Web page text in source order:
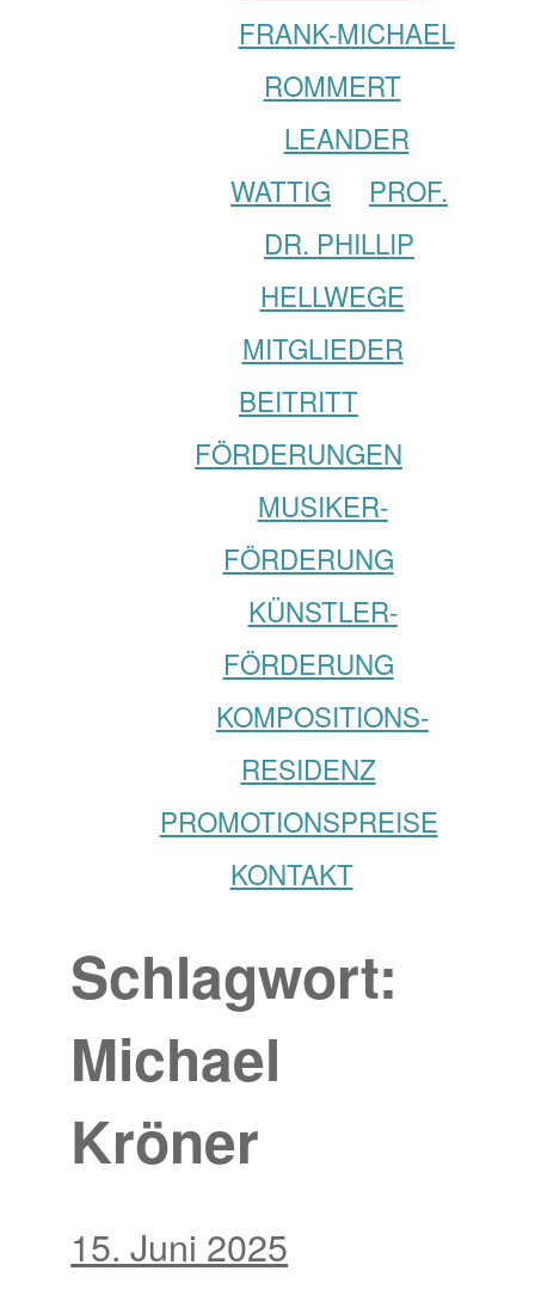
FRANK-MICHAEL
ROMMERT
LEANDER
WATTIG
PROF.
DR. PHILLIP
HELLWEGE
MITGLIEDER
BEITRITT
FÖRDERUNGEN
MUSIKER­­
FÖRDERUNG
KÜNSTLER­­
FÖRDERUNG
KOMPOSITIONS­
RESIDENZ
PROMOTIONSPREISE
KONTAKT
Schlagwort:
Michael
Kröner
15. Juni 2025